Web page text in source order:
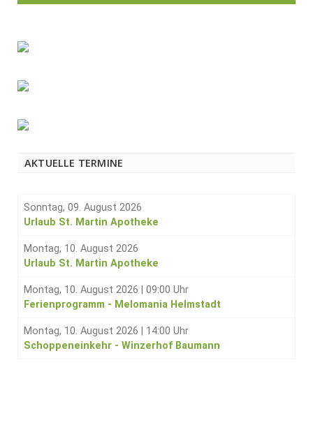
AKTUELLE TERMINE
Sonntag, 09. August 2026
Urlaub St. Martin Apotheke
Montag, 10. August 2026
Urlaub St. Martin Apotheke
Montag, 10. August 2026
09:00 Uhr
Ferienprogramm - Melomania Helmstadt
Montag, 10. August 2026
14:00 Uhr
Schoppeneinkehr - Winzerhof Baumann